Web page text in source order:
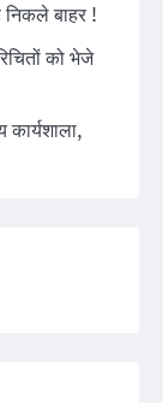
बाहर !
को भेजे